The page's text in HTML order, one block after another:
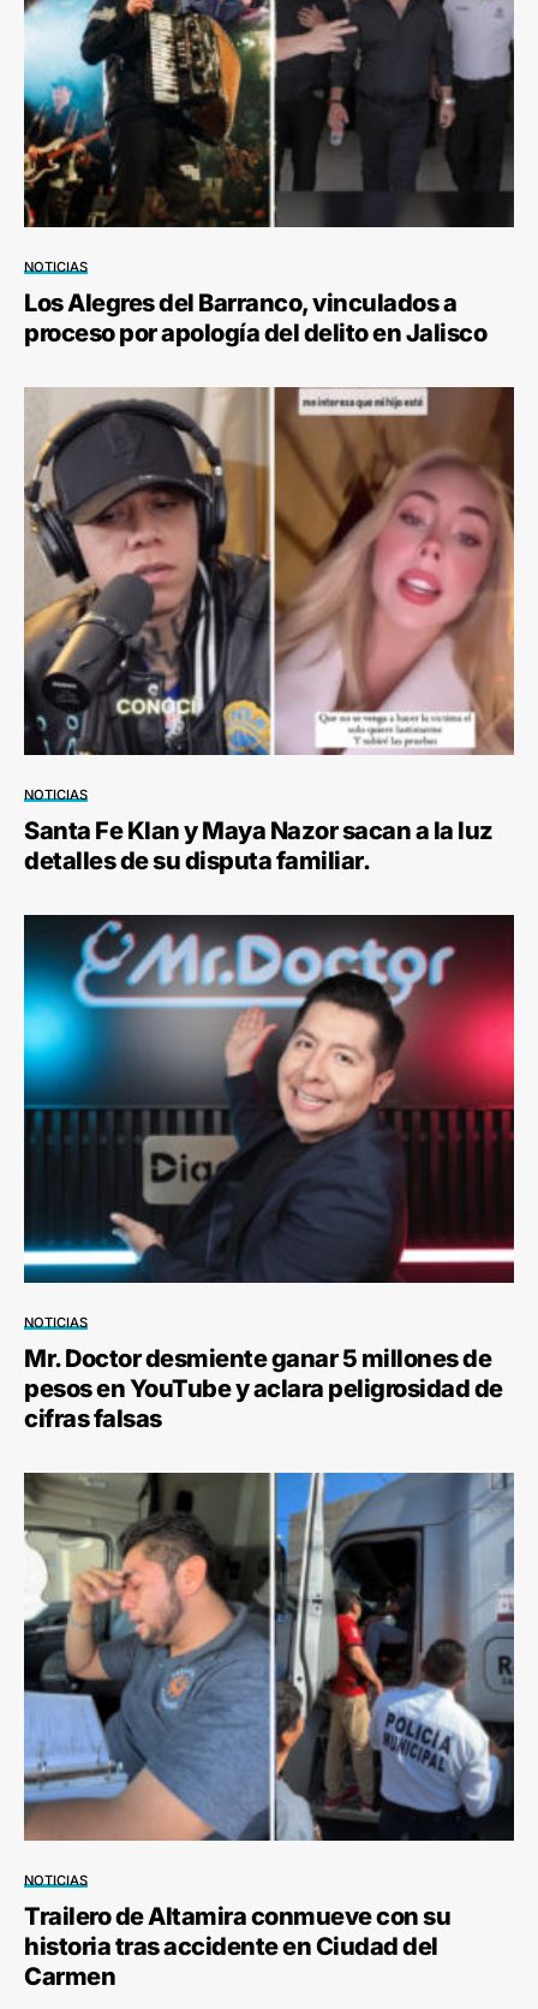
NOTICIAS
Los Alegres del Barranco, vinculados a
proceso por apología del delito en Jalisco
NOTICIAS
Santa Fe Klan y Maya Nazor sacan a la luz
detalles de su disputa familiar.
NOTICIAS
Mr. Doctor desmiente ganar 5 millones de
pesos en YouTube y aclara peligrosidad de
cifras falsas
NOTICIAS
Trailero de Altamira conmueve con su
historia tras accidente en Ciudad del
Carmen